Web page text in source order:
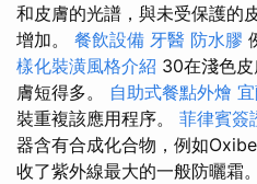
和皮膚的光譜，與未受保護的
增加。 餐飲設備 牙醫 防水膠
樣化裝潢風格介紹 30在淺色
膚短得多。 自助式餐點外燴
裝重複該應用程序。 菲律賓簽
器含有合成化合物，例如
收了紫外線最大的一般防曬霜。